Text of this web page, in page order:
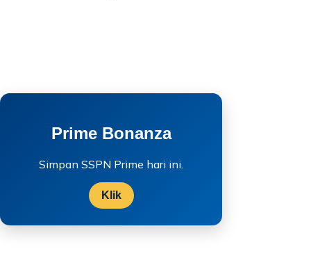
Prime Bonanza
Simpan SSPN Prime hari ini.
Klik